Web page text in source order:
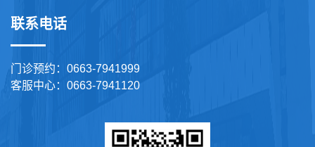
联系电话
门诊预约：0663-7941999
客服中心：0663-7941120